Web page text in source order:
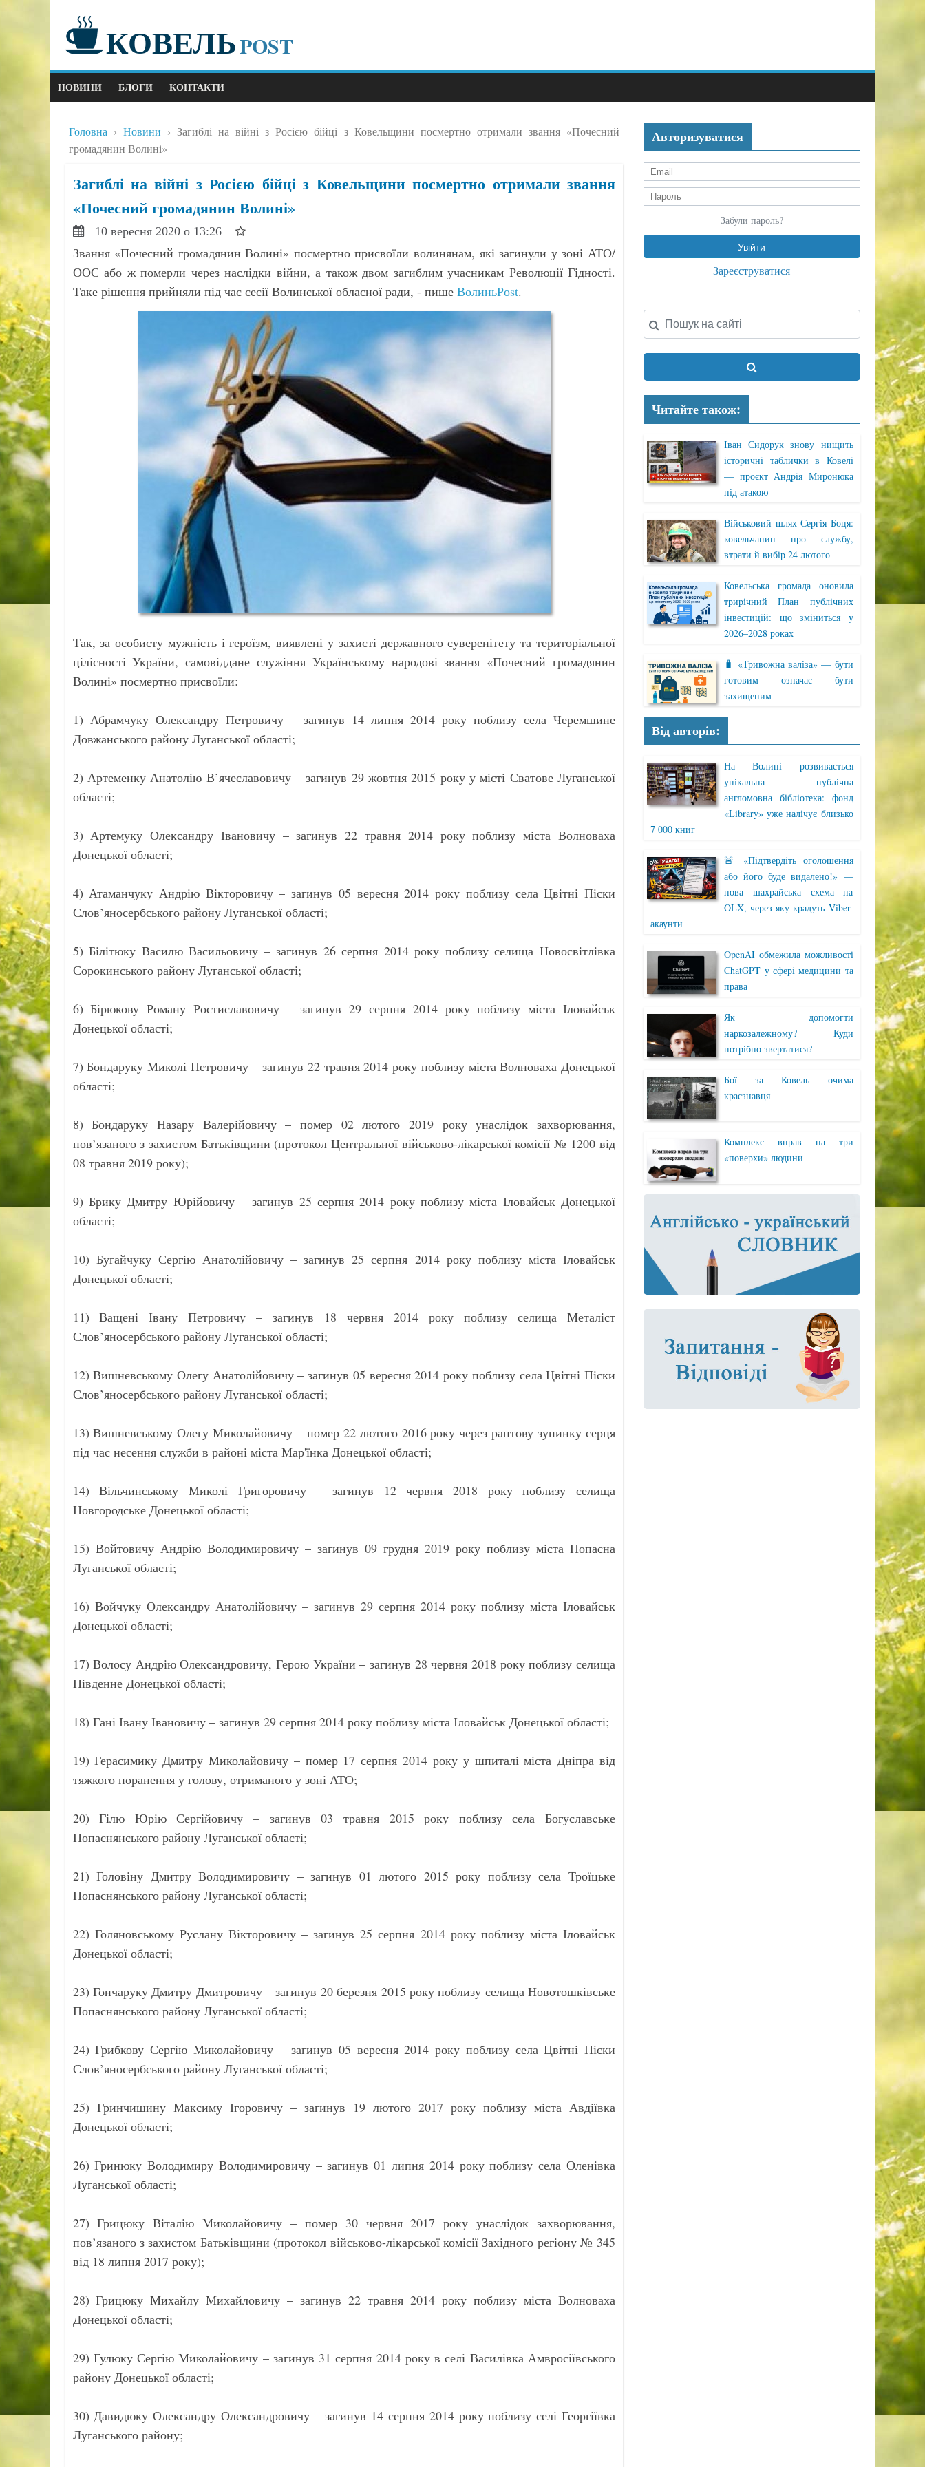
КОВЕЛЬPOST
НОВИНИ БЛОГИ КОНТАКТИ
Головна Новини
Загиблі на війні з Росією бійці з Ковельщини посмертно отримали звання «Почесний
громадянин Волині»
Загиблі на війні з Росією бійці з Ковельщини посмертно отримали звання
«Почесний громадянин Волині»
10 вересня 2020 о 13:26
Звання «Почесний громадянин Волині» посмертно присвоїли волинянам, які загинули у зоні АТО/
ООС або ж померли через наслідки війни, а також двом загиблим учасникам Революції Гідності.
Таке рішення прийняли під час сесії Волинської обласної ради, - пише ВолиньРоst.
Так, за особисту мужність і героїзм, виявлені у захисті державного суверенітету та територіальної
цілісності України, самовіддане служіння Українському народові звання «Почесний громадянин
Волині» посмертно присвоїли:
1) Абрамчуку Олександру Петровичу – загинув 14 липня 2014 року поблизу села Черемшине
Довжанського району Луганської області;
2) Артеменку Анатолію В’ячеславовичу – загинув 29 жовтня 2015 року у місті Сватове Луганської
області;
3) Артемуку Олександру Івановичу – загинув 22 травня 2014 року поблизу міста Волноваха
Донецької області;
4) Атаманчуку Андрію Вікторовичу – загинув 05 вересня 2014 року поблизу села Цвітні Піски
Слов’яносербського району Луганської області;
5) Білітюку Василю Васильовичу – загинув 26 серпня 2014 року поблизу селища Новосвітлівка
Сорокинського району Луганської області;
6) Бірюкову Роману Ростиславовичу – загинув 29 серпня 2014 року поблизу міста Іловайськ
Донецької області;
7) Бондаруку Миколі Петровичу – загинув 22 травня 2014 року поблизу міста Волноваха Донецької
області;
8) Бондаруку Назару Валерійовичу – помер 02 лютого 2019 року унаслідок захворювання,
пов’язаного з захистом Батьківщини (протокол Центральної військово-лікарської комісії № 1200 від
08 травня 2019 року);
9) Брику Дмитру Юрійовичу – загинув 25 серпня 2014 року поблизу міста Іловайськ Донецької
області;
10) Бугайчуку Сергію Анатолійовичу – загинув 25 серпня 2014 року поблизу міста Іловайськ
Донецької області;
11) Ващені Івану Петровичу – загинув 18 червня 2014 року поблизу селища Металіст
Слов’яносербського району Луганської області;
12) Вишневському Олегу Анатолійовичу – загинув 05 вересня 2014 року поблизу села Цвітні Піски
Слов’яносербського району Луганської області;
13) Вишневському Олегу Миколайовичу – помер 22 лютого 2016 року через раптову зупинку серця
під час несення служби в районі міста Мар'їнка Донецької області;
14) Вільчинському Миколі Григоровичу – загинув 12 червня 2018 року поблизу селища
Новгородське Донецької області;
15) Войтовичу Андрію Володимировичу – загинув 09 грудня 2019 року поблизу міста Попасна
Луганської області;
16) Войчуку Олександру Анатолійовичу – загинув 29 серпня 2014 року поблизу міста Іловайськ
Донецької області;
17) Волосу Андрію Олександровичу, Герою України – загинув 28 червня 2018 року поблизу селища
Південне Донецької області;
18) Гані Івану Івановичу – загинув 29 серпня 2014 року поблизу міста Іловайськ Донецької області;
19) Герасимику Дмитру Миколайовичу – помер 17 серпня 2014 року у шпиталі міста Дніпра від
тяжкого поранення у голову, отриманого у зоні АТО;
20) Гілю Юрію Сергійовичу – загинув 03 травня 2015 року поблизу села Богуславcьке
Попаснянського району Луганської області;
21) Головіну Дмитру Володимировичу – загинув 01 лютого 2015 року поблизу села Троїцьке
Попаснянського району Луганської області;
22) Голяновському Руслану Вікторовичу – загинув 25 серпня 2014 року поблизу міста Іловайськ
Донецької області;
23) Гончаруку Дмитру Дмитровичу – загинув 20 березня 2015 року поблизу селища Новотошківське
Попаснянського району Луганської області;
24) Грибкову Сергію Миколайовичу – загинув 05 вересня 2014 року поблизу села Цвітні Піски
Слов’яносербського району Луганської області;
25) Гринчишину Максиму Ігоровичу – загинув 19 лютого 2017 року поблизу міста Авдіївка
Донецької області;
26) Гринюку Володимиру Володимировичу – загинув 01 липня 2014 року поблизу села Оленівка
Луганської області;
27) Грицюку Віталію Миколайовичу – помер 30 червня 2017 року унаслідок захворювання,
пов’язаного з захистом Батьківщини (протокол військово-лікарської комісії Західного регіону № 345
від 18 липня 2017 року);
28) Грицюку Михайлу Михайловичу – загинув 22 травня 2014 року поблизу міста Волноваха
Донецької області;
29) Гулюку Сергію Миколайовичу – загинув 31 серпня 2014 року в селі Василівка Амвросіївського
району Донецької області;
30) Давидюку Олександру Олександровичу – загинув 14 серпня 2014 року поблизу селі Георгіївка
Луганського району;
Авторизуватися
Забули пароль?
Зареєструватися
Читайте також:
Іван Сидорук знову нищить
історичні таблички в Ковелі
— проєкт Андрія Миронюка
під атакою
Військовий шлях Сергія Боця:
ковельчанин про службу,
втрати й вибір 24 лютого
Ковельська громада оновила
трирічний План публічних
інвестицій: що зміниться у
2026–2028 роках
🧳 «Тривожна валіза» — бути
готовим означає бути
захищеним
Від авторів:
На Волині розвивається
унікальна публічна
англомовна бібліотека: фонд
«Library» уже налічує близько
7 000 книг
🚨 «Підтвердіть оголошення
або його буде видалено!» —
нова шахрайська схема на
OLX, через яку крадуть Viber-
акаунти
OpenAI обмежила можливості
ChatGPT у сфері медицини та
права
Як допомогти
наркозалежному? Куди
потрібно звертатися?
Бої за Ковель очима
краєзнавця
Комплекс вправ на три
«поверхи» людини